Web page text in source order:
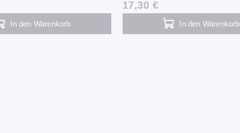
In den Warenkorb
17,30 €
In den Warenkorb